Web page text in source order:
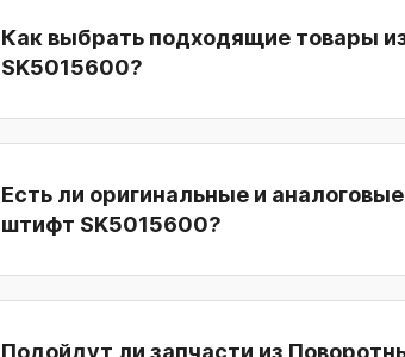
Как выбрать подходящие товары
SK5015600?
Есть ли оригинальные и
штифт SK5015600?
Подойдут ли запчасти из